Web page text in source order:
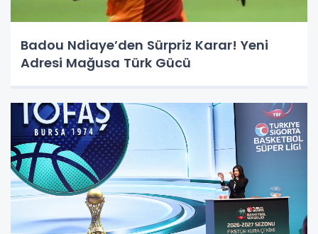
Badou Ndiaye’den Sürpriz Karar! Yeni
Adresi Mağusa Türk Gücü